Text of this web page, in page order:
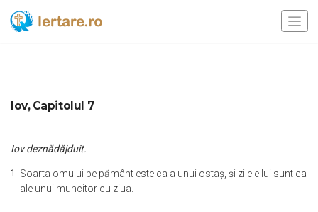
Iov, Capitolul 7
Iov deznădăjduit.
1 Soarta omului pe pământ este ca a unui ostaş, şi zilele lui sunt ca
ale unui muncitor cu ziua.